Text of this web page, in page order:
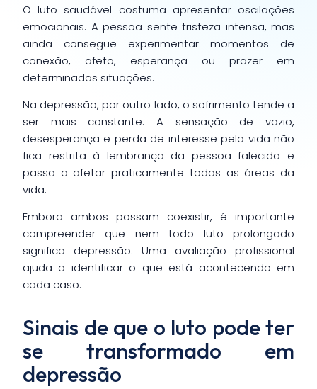
O luto saudável costuma apresentar oscilações
emocionais. A pessoa sente tristeza intensa, mas
ainda consegue experimentar momentos de
conexão, afeto, esperança ou prazer em
determinadas situações.
Na depressão, por outro lado, o sofrimento tende a
ser mais constante. A sensação de vazio,
desesperança e perda de interesse pela vida não
fica restrita à lembrança da pessoa falecida e
passa a afetar praticamente todas as áreas da
vida.
Embora ambos possam coexistir, é importante
compreender que nem todo luto prolongado
significa depressão. Uma avaliação profissional
ajuda a identificar o que está acontecendo em
cada caso.
Sinais de que o luto pode ter
se transformado em
depressão